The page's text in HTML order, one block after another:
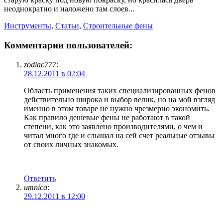
неоднократно и наложено там слоев...
Инструменты, Статьи, Строительные фены
Комментарии пользователей:
zodiac777:
28.12.2011 в 02:04
Область применения таких специализированных фенов
действительно широка и выбор велик, но на мой взгляд
именно в этом товаре не нужно чрезмерно экономить.
Как правило дешевые фены не работают в такой
степени, как это заявлено производителями, о чем и
читал много где и слышал на сей счет реальные отзывы
от своих личных знакомых.
Ответить
umnica:
29.12.2011 в 12:00